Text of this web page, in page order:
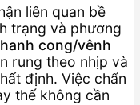
liên quan bề
trạng và phương
cong/vênh
rung theo nhịp và
định. Việc chẩn
thế không cần